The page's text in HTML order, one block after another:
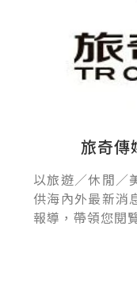
旅奇
以旅遊／休閒／
供海內外最新消
報導，帶領您閱